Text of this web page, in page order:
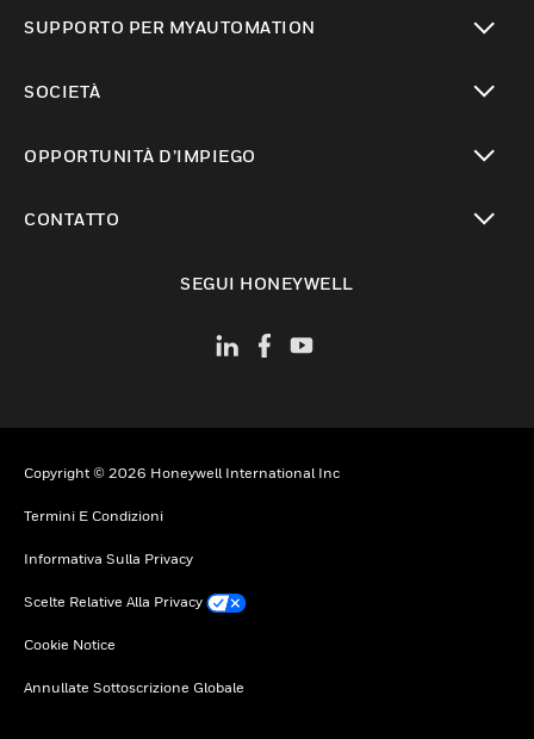
SUPPORTO PER MYAUTOMATION
SOCIETÀ
OPPORTUNITÀ D’IMPIEGO
CONTATTO
SEGUI HONEYWELL
Copyright © 2026 Honeywell International Inc
Termini E Condizioni
Informativa Sulla Privacy
Scelte Relative Alla Privacy
Cookie Notice
Annullate Sottoscrizione Globale